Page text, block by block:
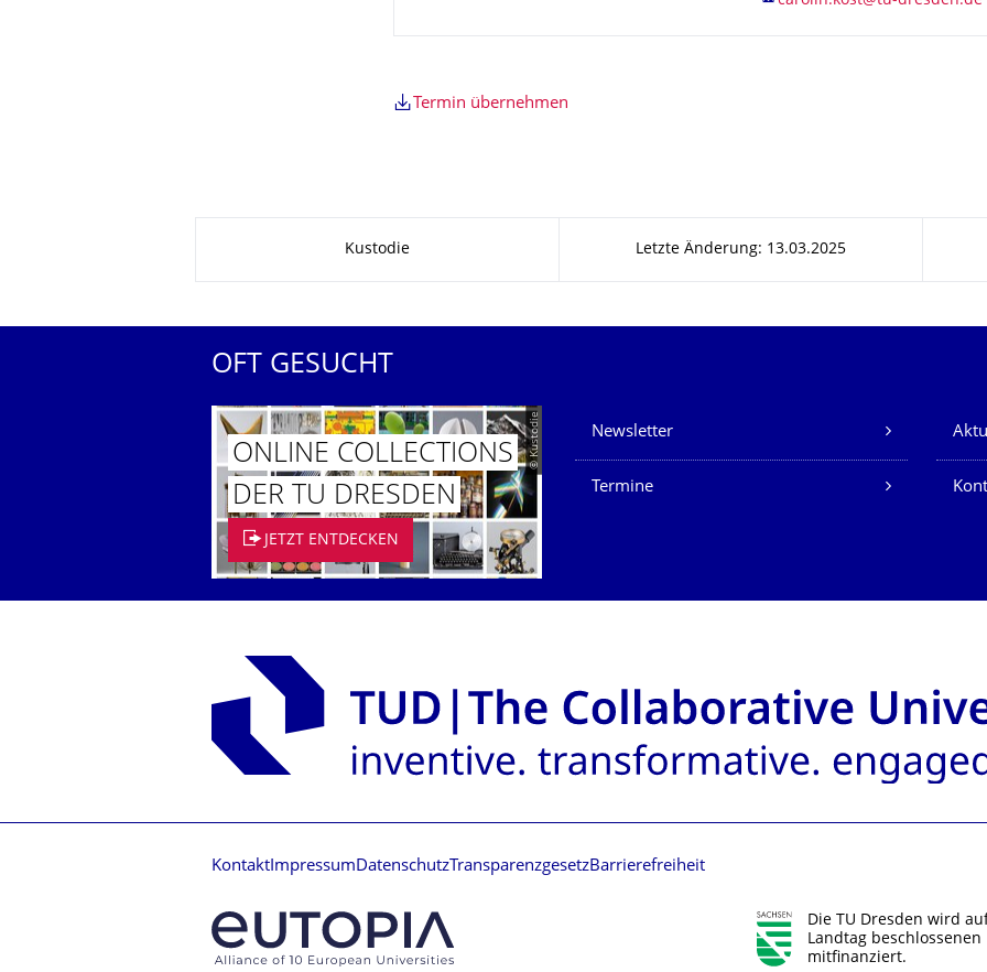
Termin übernehmen
Kustodie Letzte Änderung: 13.03.2025
OFT GESUCHT
© Kustodie
ONLINE COLLECTIONS
DER TU DRESDEN
JETZT ENTDECKEN
Unsere Dienste
Newsletter
Termine
KontaktImpressumDatenschutz TransparenzgesetzBarrierefreiheit
Die TU Dresden wird
Landtag
mitfinanziert.